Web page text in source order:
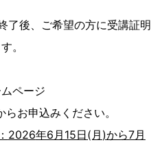
ご希望の方に受講証明
。
ページ
らお申込みください。
2026年6月15日(月 )から7月